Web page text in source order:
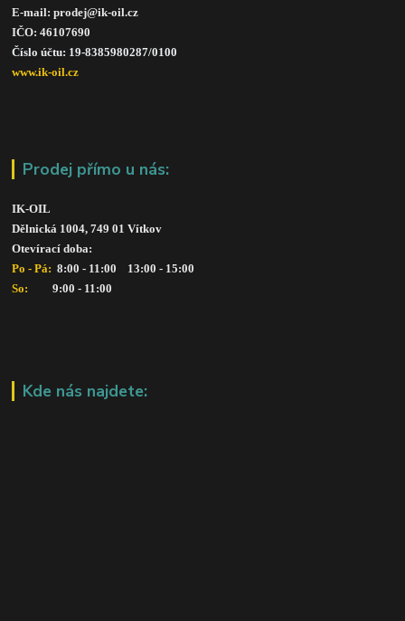
E-mail: prodej@ik-oil.cz
IČO: 46107690
Číslo účtu: 19-8385980287/0100
www.ik-oil.cz
Prodej přímo u nás:
IK-OIL
Dělnická 1004, 749 01 Vítkov
Otevírací doba:
Po - Pá: 8:00 - 11:00    13:00 - 15:00
So:
      9:00 - 11:00
Kde nás najdete: